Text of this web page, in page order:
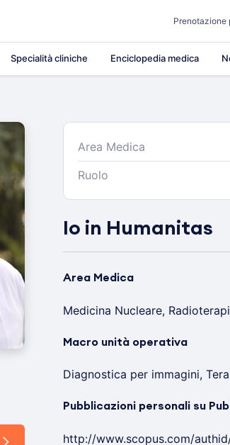
Prenotazione
Specialità cliniche Enciclopedia medica
Area Medica
Ruolo
Io in Humanitas
Area Medica
Medicina Nucleare,
Macro unità operativa
Diagnostica per immagini,
Pubblicazioni personali su
http://www.scopus.com/